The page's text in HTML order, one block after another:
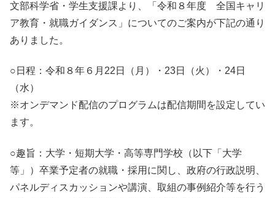
文部科学省・学生支援課より、「令和８年度 全国キャリ
ア教育・就職ガイダンス」についてのご案内が下記の通り
ありました。
○日程：令和８年６月22日（月）・23日（火）・24日
（水）
※オンデマンド配信のプログラムは配信期間を設定してい
ます。
○趣旨：大学・短期大学・高等専門学校（以下「大学
等」）卒業予定者の就職・採用に関し、政府の行政説明、
パネルディスカッションや講演、取組の事例紹介等を行う